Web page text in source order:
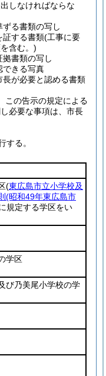
しなければならな
る書類の写し
証する書類(工事に要
含む。)
書類の写し
できる写真
が必要と認める書類
この告示の規定による
必要な事項は、市長
する。
(東広島市立小学校及
(昭和49年東広島市
規定する学区をい
学区
び乃美尾小学校の学